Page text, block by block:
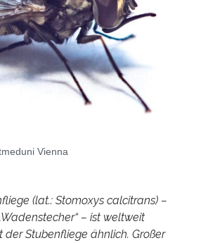
Vienna
(lat.: Stomoxys calcitrans) –
– ist weltweit
der Stubenfliege ähnlich. Großer